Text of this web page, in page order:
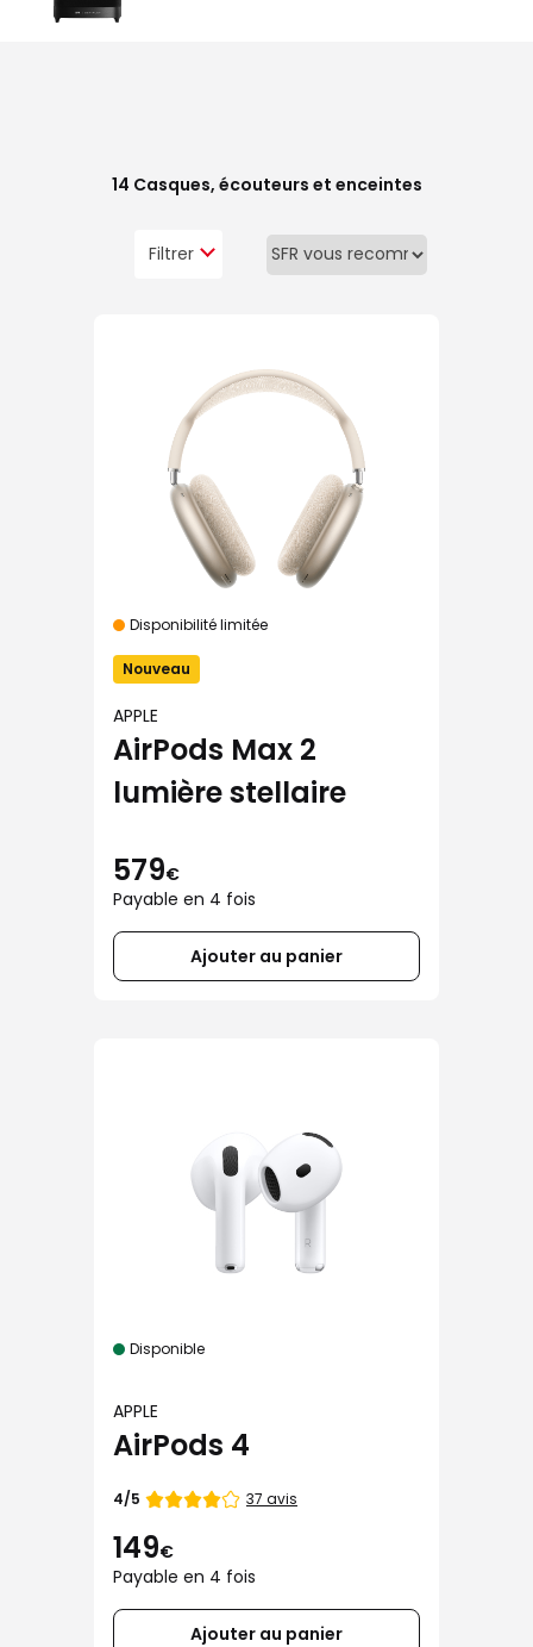
14 Casques, écouteurs et enceintes
Filtrer
Disponibilité limitée
Nouveau
APPLE
AirPods Max 2
lumière stellaire
579€
Payable en 4 fois
Ajouter au panier
Disponible
APPLE
AirPods 4
Note
4/5 37 avis
149€
Payable en 4 fois
Ajouter au panier